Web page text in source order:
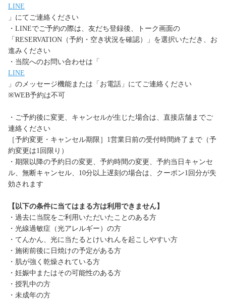
LINE
」にてご連絡ください
・LINEでご予約の際は、友だち登録後、トーク画面の
「RESERVATION（予約・空き状況を確認）」を選択いただき、お
進みください
・当院へのお問い合わせは「
LINE
」のメッセージ機能または「お電話」にてご連絡ください
※WEB予約は不可
・ご予約後に変更、キャンセルが生じた場合は、直接店舗までご
連絡ください
［予約変更・キャンセル期限］1営業日前の受付時間終了まで（予
約変更は1回限り）
・期限以降の予約日の変更、予約時間の変更、予約当日キャンセ
ル、無断キャンセル、10分以上遅刻の場合は、クーポン1回分が失
効されます
【以下の条件に当てはまる方は利用できません】
・過去に当院をご利用いただいたことのある方
・光線過敏症（光アレルギー）の方
・てんかん、光に当たるとけいれんを起こしやすい方
・施術前後に日焼けの予定がある方
・肌が強く乾燥されている方
・妊娠中またはその可能性のある方
・授乳中の方
・未成年の方